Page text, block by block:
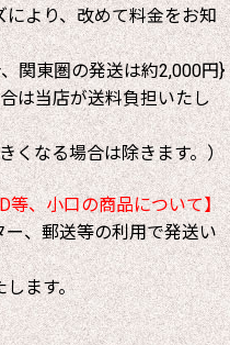
より、改めて料金をお知
関東圏の発送は約2,000円}
は当店が送料負担いたし
くなる場合は除きます。）
等、小口の商品について】
、郵送等の利用で発送い
します。